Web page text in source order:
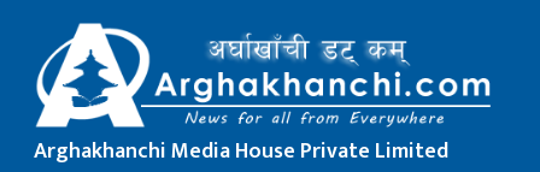
Arghakhanchi Media House Private Limited